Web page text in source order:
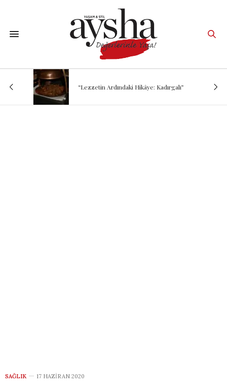
“Lezzetin Ardındaki Hikâye: Kadırgalı”
SAĞLIK 17 HAZIRAN 2020